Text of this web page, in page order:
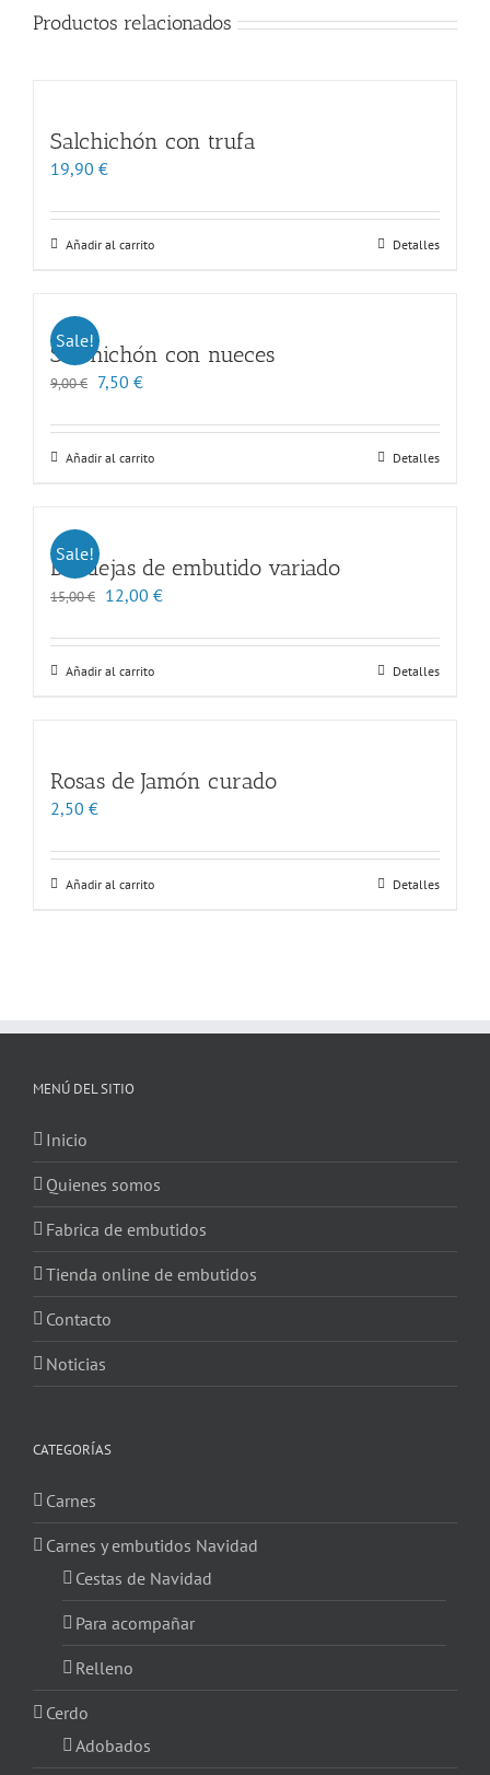
Productos relacionados
Salchichón con trufa
19,90 €
Añadir al carrito Detalles
Sale!
Salchichón con nueces
9,00€ El
original
9,00 €.
7,50 €El
actual
7,50 €.
Añadir al carrito Detalles
Sale!
Bandejas de embutido variado
15,00€ El
original
15,00 €.
12,00 €El
actual
Añadir al carrito Detalles
Rosas de Jamón curado
2,50 €
Añadir al carrito Detalles
MENÚ DEL SITIO
Inicio
Quienes somos
Fabrica de embutidos
Tienda online de embutidos
Contacto
Noticias
CATEGORÍAS
Carnes
Carnes y embutidos Navidad
Cestas de Navidad
Para acompañar
Relleno
Cerdo
Adobados